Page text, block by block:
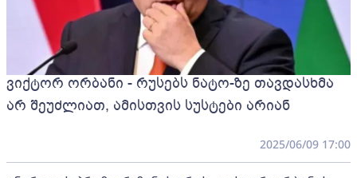
ვიქტორ ორბანი - რუსებს ნატო-ზე თავდასხმა
არ შეუძლიათ, ამისთვის სუსტები არიან
2025/06/09 17:00